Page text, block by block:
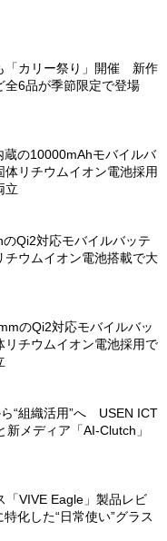
「カリー祭り」開催 新作
全6品が季節限定で登場
蔵の10000mAhモバイルバ
リチウムイオン電池採用
立
Qi2対応モバイルバッテ
ウムイオン電池搭載で大
のQi2対応モバイルバッ
チウムイオン電池採用で
ら“組織活用”へ USEN ICT
メディア「AI-Clutch」
「VIVE Eagle」製品レビ
化した“日常使い”グラス